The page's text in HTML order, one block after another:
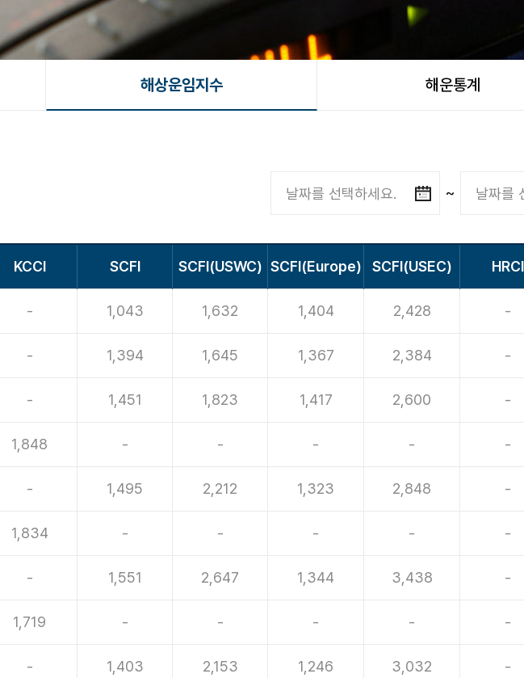
해상운임지수 해운통계
~
KCCI SCFI SCFI(USWC) SCFI(Europe) SCFI(USEC) HRCI
- 1,043 1,632 1,404 2,428 -
- 1,394 1,645 1,367 2,384 -
- 1,451 1,823 1,417 2,600 -
1,848 - - - - -
- 1,495 2,212 1,323 2,848 -
1,834 - - - - -
- 1,551 2,647 1,344 3,438 -
1,719 - - - - -
- 1,403 2,153 1,246 3,032 -